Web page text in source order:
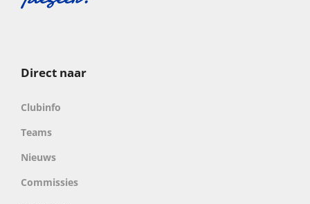
Direct naar
Clubinfo
Teams
Nieuws
Commissies